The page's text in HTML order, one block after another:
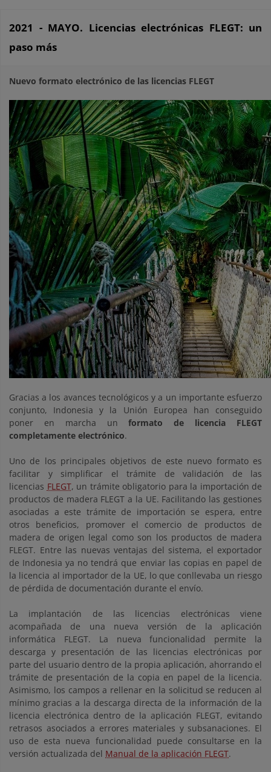
2021 - MAYO. Licencias electrónicas FLEGT: un
paso más
Nuevo formato electrónico de las licencias FLEGT
Gracias a los avances tecnológicos y a un importante esfuerzo
conjunto, Indonesia y la Unión Europea han conseguido
poner en marcha unformato de licencia FLEGT
completamente electrónico.
Uno de los principales objetivos de este nuevo formato es
facilitar y simplificar el trámite de validación de las
licencias FLEGT, un trámite obligatorio para la importación de
productos de madera FLEGT a la UE. Facilitando las gestiones
asociadas a este trámite de importación se espera, entre
otros beneficios, promover el comercio de productos de
madera de origen legal como son los productos de madera
FLEGT. Entre las nuevas ventajas del sistema, el exportador
de Indonesia ya no tendrá que enviar las copias en papel de
la licencia al importador de la UE, lo que conllevaba un riesgo
de pérdida de documentación durante el envío.
La implantación de las licencias electrónicas viene
acompañada de una nueva versión de la aplicación
informática FLEGT. La nueva funcionalidad permite la
descarga y presentación de las licencias electrónicas por
parte del usuario dentro de la propia aplicación, ahorrando el
trámite de presentación de la copia en papel de la licencia.
Asimismo, los campos a rellenar en la solicitud se reducen al
mínimo gracias a la descarga directa de la información de la
licencia electrónica dentro de la aplicación FLEGT, evitando
retrasos asociados a errores materiales y subsanaciones. El
uso de esta nueva funcionalidad puede consultarse en la
versión actualizada del Manual de la aplicación FLEGT.